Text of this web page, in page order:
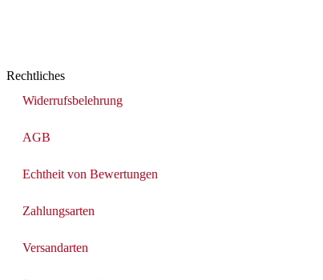
Rechtliches
Widerrufsbelehrung
AGB
Echtheit von Bewertungen
Zahlungsarten
Versandarten